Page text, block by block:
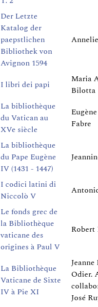
Der Letzte
Katalog der
paepstlichen
Bibliothek von
Avignon 1594
I libri dei papi
Maria
Bilotta
La bibliothèque
du Vatican au
XVe siècle
Fabre
La bibliothèque
du Pape Eugène
IV (1431 - 1447)
I codici latini di
Niccolò V
Le fonds grec de
la Bibliothèque
vaticane des
origines à Paul V
Robert
La Bibliothèque
Vaticane de Sixte
IV à Pie XI
Odier.
José